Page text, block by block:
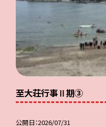
至大荘行事Ⅱ期③
公開日 2026/07/31